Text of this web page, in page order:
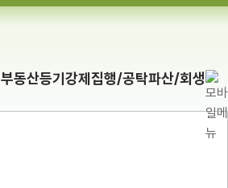
부동산등기 강제집행/공탁파산/회생